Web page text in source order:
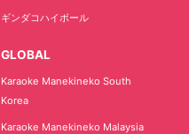
ギンダコハイボール
GLOBAL
Karaoke Manekineko South
Korea
Karaoke Manekineko Malaysia